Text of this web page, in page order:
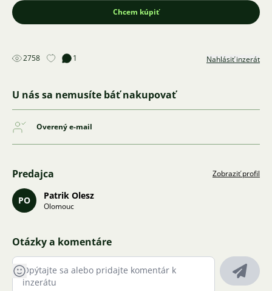
Chcem kúpiť
2758 1 Nahlásiť inzerát
U nás sa nemusíte báť nakupovať
Overený e-mail
Predajca Zobraziť profil
PO Patrik Olesz
Olomouc
Otázky a komentáre